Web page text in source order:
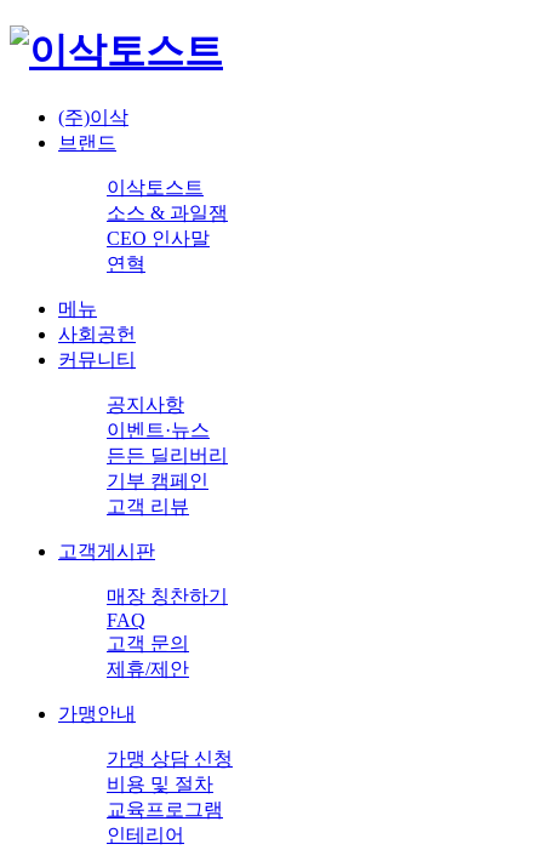
(주)이삭
브랜드
이삭토스트
소스 & 과일잼
CEO 인사말
연혁
메뉴
사회공헌
커뮤니티
공지사항
이벤트·뉴스
든든 딜리버리
기부 캠페인
고객 리뷰
고객게시판
매장 칭찬하기
FAQ
고객 문의
제휴/제안
가맹안내
가맹 상담 신청
비용 및 절차
교육프로그램
인테리어